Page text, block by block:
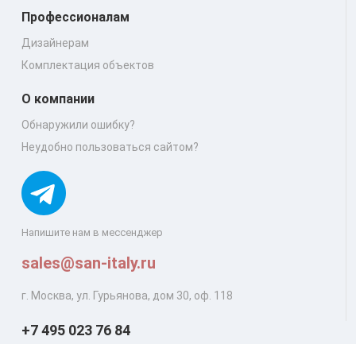
Напишите нам в мессенджер
sales@san-italy.ru
г. Москва, ул. Гурьянова, дом 30, оф. 118
Профессионалам
Дизайнерам
Комплектация объектов
О компании
Обнаружили ошибку?
Неудобно пользоваться сайтом?
+7 495 023 76 84